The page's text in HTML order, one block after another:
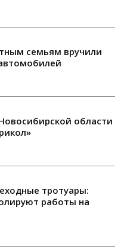
семьям вручили
области
тротуары:
работы на